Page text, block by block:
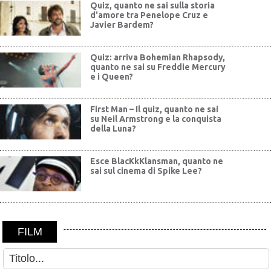
Quiz, quanto ne sai sulla storia
d'amore tra Penelope Cruz e
Javier Bardem?
Quiz: arriva Bohemian Rhapsody,
quanto ne sai su Freddie Mercury
e i Queen?
First Man – Il quiz, quanto ne sai
su Neil Armstrong e la conquista
della Luna?
Esce BlacKkKlansman, quanto ne
sai sul cinema di Spike Lee?